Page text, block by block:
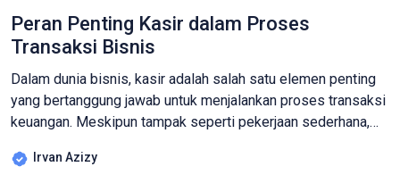
Peran Penting Kasir dalam Proses
Transaksi Bisnis
Dalam dunia bisnis, kasir adalah salah satu elemen penting
yang bertanggung jawab untuk menjalankan proses transaksi
keuangan. Meskipun tampak seperti pekerjaan sederhana,
dan keberhasilan sebuah bisnis. Artikel ini akan membahas
Irvan Azizy